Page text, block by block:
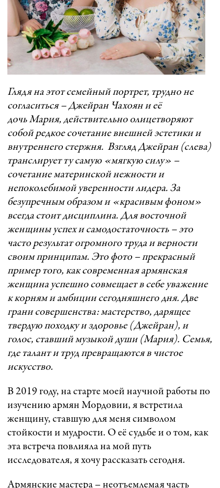
Глядя на этот семейный портрет, трудно не
согласиться – Джейран Чахоян и её
дочь Мария, действительно олицетворяют
собой редкое сочетание внешней эстетики и
внутреннего стержня. Взгляд Джейран (слева)
транслирует ту самую «мягкую силу» –
сочетание материнской нежности и
непоколебимой уверенности лидера. За
безупречным образом и «красивым фоном»
всегда стоит дисциплина. Для восточной
женщины успех и самодостаточность – это
часто результат огромного труда и верности
своим принципам. Это фото – прекрасный
пример того, как современная армянская
женщина успешно совмещает в себе уважение
к корням и амбиции сегодняшнего дня. Две
грани совершенства: мастерство, дарящее
твердую походку и здоровье (Джейран), и
голос, ставший музыкой души (Мария). Семья,
где талант и труд превращаются в чистое
искусство.
В 2019 году, на старте моей научной работы по
изучению армян Мордовии, я встретила
женщину, ставшую для меня символом
стойкости и мудрости. О её судьбе и о том, как
эта встреча повлияла на мой путь
исследователя, я хочу рассказать сегодня.
Армянские мастера – неотъемлемая часть